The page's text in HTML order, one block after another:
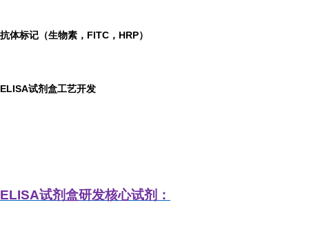
抗体标记（生物素，FITC，HRP）
ELISA试剂盒工艺开发
ELISA试剂盒研发核心试剂：